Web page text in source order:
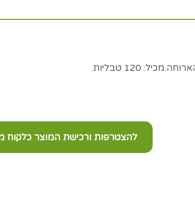
120 טבליות.
להצטרפות ורכישת המוצר כלקוח